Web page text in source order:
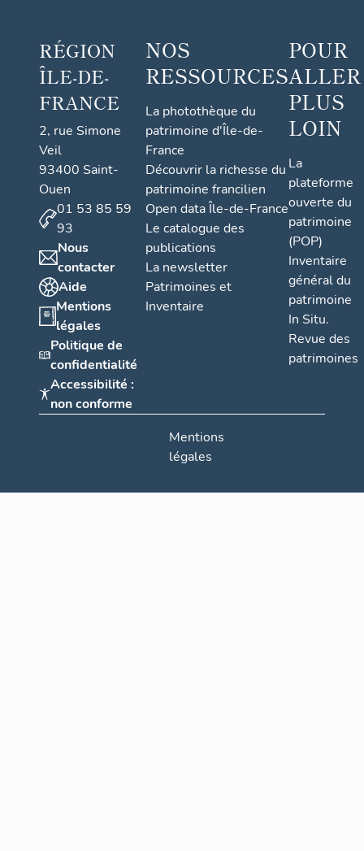
RÉGION
ÎLE-DE-
FRANCE
2, rue Simone
Veil
93400 Saint-
Ouen
01 53 85 59
93
Nous
contacter
Aide
Mentions
légales
Politique de
confidentialité
Accessibilité :
non conforme
NOS
RESSOURCES
La photothèque du
patrimoine d'Île-de-
France
Découvrir la richesse du
patrimoine francilien
Open data Île-de-France
Le catalogue des
publications
La newsletter
Patrimoines et
Inventaire
POUR
ALLER
PLUS
LOIN
La
plateforme
ouverte du
patrimoine
(POP)
Inventaire
général du
patrimoine
In Situ.
Revue des
patrimoines
Mentions
légales